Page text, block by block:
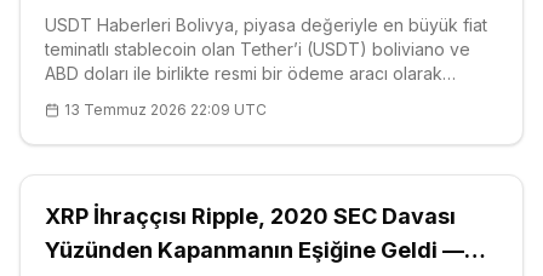
USDT’yi Değerlendiriyor
USDT Haberleri Bolivya, piyasa değeriyle en büyük fiat
teminatlı stablecoin olan Tether’i (USDT) boliviano ve
ABD doları ile birlikte resmi bir ödeme aracı olarak
Jose
13 Temmuz 2026 22:09 UTC
XRP İhraççısı Ripple, 2020 SEC Davası
Yüzünden Kapanmanın Eşiğine Geldi —